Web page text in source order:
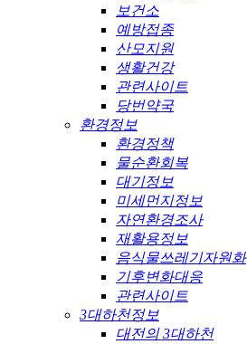
보건소
예방접종
산모지원
생활건강
관련사이트
당번약국
환경정보
환경정책
물순환회복
대기정보
미세먼지정보
자연환경조사
재활용정보
음식물쓰레기자원화
기후변화대응
관련사이트
3대하천정보
대전의 3대하천